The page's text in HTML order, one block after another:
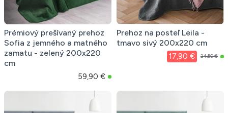
Prémiový prešívaný prehoz
Sofia z jemného a matného
zamatu - zelený 200x220
cm
59,90 €
Prehoz na posteľ Leila -
tmavo sivý 200x220 cm
17,90 € 24,50 €